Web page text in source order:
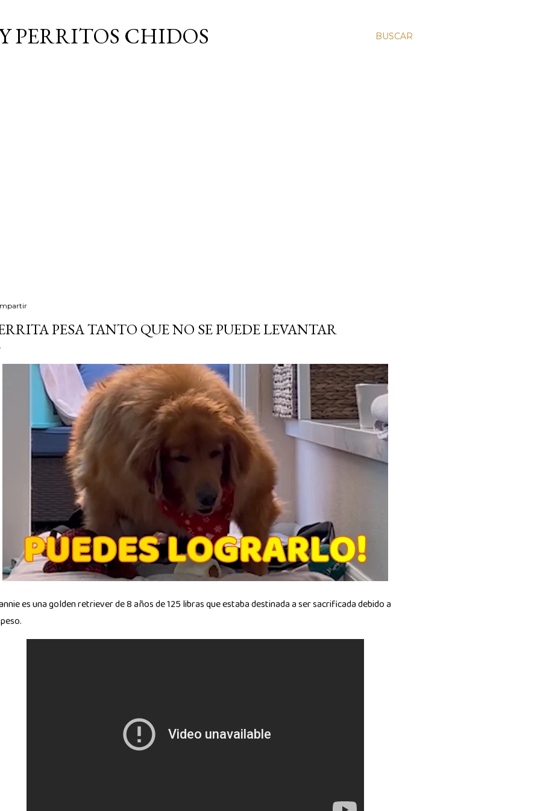
BUSCAR
PERRITOS CHIDOS
PESA TANTO QUE NO SE PUEDE LEVANTAR
es una golden retriever de 8 años de 125 libras que estaba destinada a ser sacrificada debido a